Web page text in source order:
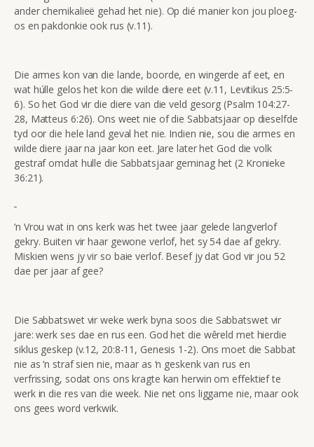
ander chemikalieë gehad het nie). Op dié manier kon jou ploeg-
os en pakdonkie ook rus (v.11).
Die armes kon van die lande, boorde, en wingerde af eet, en
wat húlle gelos het kon die wilde diere eet (v.11, Levitikus 25:5-
6). So het God vir die diere van die veld gesorg (Psalm 104:27-
28, Matteus 6:26). Ons weet nie of die Sabbatsjaar op dieselfde
tyd oor die hele land geval het nie. Indien nie, sou die armes en
wilde diere jaar na jaar kon eet. Jare later het God die volk
gestraf omdat hulle die Sabbatsjaar geminag het (2 Kronieke
36:21).
‘n Vrou wat in ons kerk was het twee jaar gelede langverlof
gekry. Buiten vir haar gewone verlof, het sy 54 dae af gekry.
Miskien wens jy vir so baie verlof. Besef jy dat God vir jou 52
dae per jaar af gee?
Die Sabbatswet vir weke werk byna soos die Sabbatswet vir
jare: werk ses dae en rus een. God het die wêreld met hierdie
siklus geskep (v.12, 20:8-11, Genesis 1-2). Ons moet die Sabbat
nie as ‘n straf sien nie, maar as ‘n geskenk van rus en
verfrissing, sodat ons ons kragte kan herwin om effektief te
werk in die res van die week. Nie net ons liggame nie, maar ook
ons gees word verkwik.